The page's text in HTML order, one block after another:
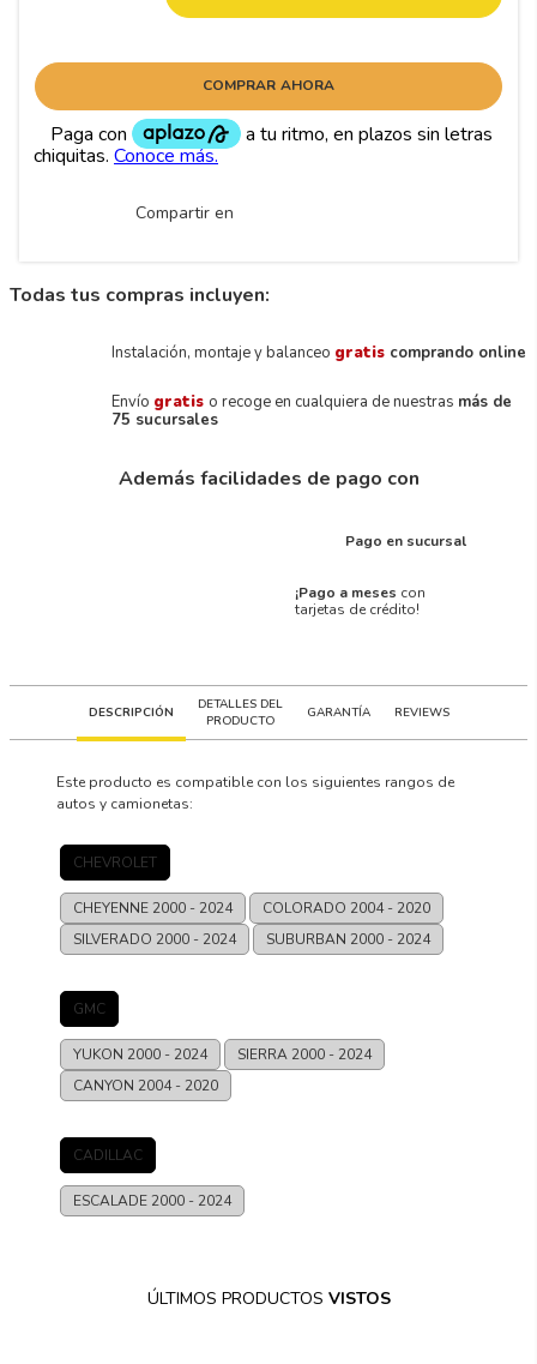
COMPRAR AHORA
Compartir en
Todas tus compras incluyen:
Instalación, montaje y balanceo gratis comprando online
Envío gratis o recoge en cualquiera de nuestras más de
75 sucursales
Además facilidades de pago con
Pago en sucursal
¡Pago a meses con
tarjetas de crédito!
DESCRIPCIÓN
DETALLES DEL
PRODUCTO
GARANTÍA REVIEWS
Este producto es compatible con los siguientes rangos de
autos y camionetas:
CHEVROLET
CHEYENNE 2000 - 2024 COLORADO 2004 - 2020
SILVERADO 2000 - 2024 SUBURBAN 2000 - 2024
GMC
YUKON 2000 - 2024 SIERRA 2000 - 2024
CANYON 2004 - 2020
CADILLAC
ESCALADE 2000 - 2024
ÚLTIMOS PRODUCTOS VISTOS